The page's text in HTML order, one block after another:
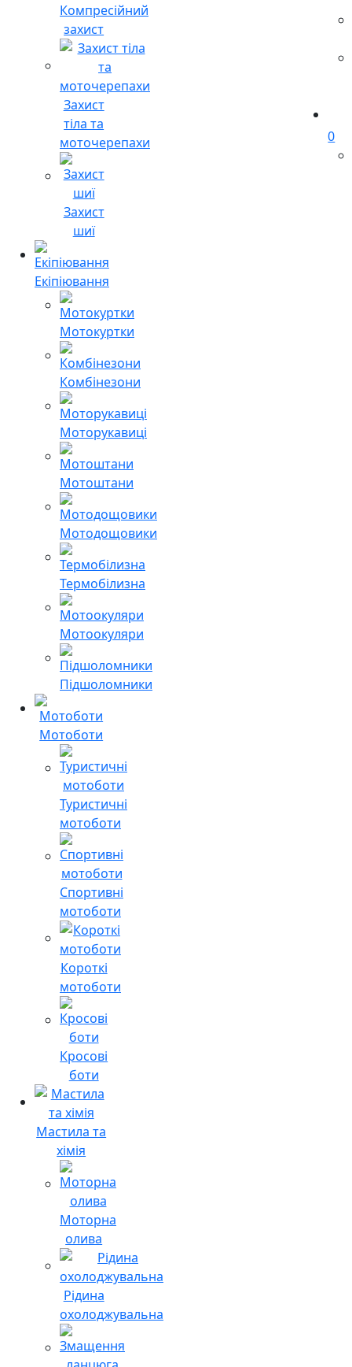
Компресійний
захист
Захист
тіла та
моточерепахи
Захист
шиї
Екіпіювання
Мотокуртки
Комбінезони
Моторукавиці
Мотоштани
Мотодощовики
Термобілизна
Мотоокуляри
Підшоломники
Мотоботи
Туристичні
мотоботи
Спортивні
мотоботи
Короткі
мотоботи
Кросові
боти
Мастила та
хімія
Моторна
олива
Рідина
охолоджувальна
0